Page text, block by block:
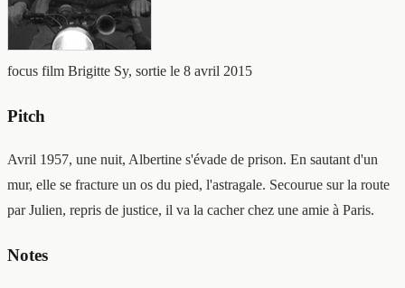
focus film Brigitte Sy, sortie le 8 avril 2015
Pitch
Avril 1957, une nuit, Albertine s'évade de prison. En sautant d'un
mur, elle se fracture un os du pied, l'astragale. Secourue sur la route
par Julien, repris de justice, il va la cacher chez une amie à Paris.
Notes